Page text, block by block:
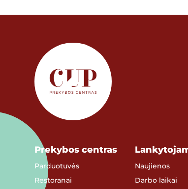
Prekybos centras
Parduotuvės
Restoranai
Naujienos
Darbo laikai